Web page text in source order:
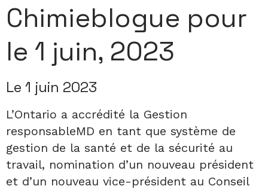
Chimieblogue pour
le 1 juin, 2023
Le 1 juin 2023
L’Ontario a accrédité la Gestion
responsableMD en tant que système de
gestion de la santé et de la sécurité au
travail, nomination d’un nouveau président
et d’un nouveau vice-président au Conseil